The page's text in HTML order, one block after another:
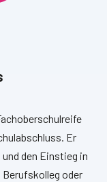
Er
den Einstieg in
oder